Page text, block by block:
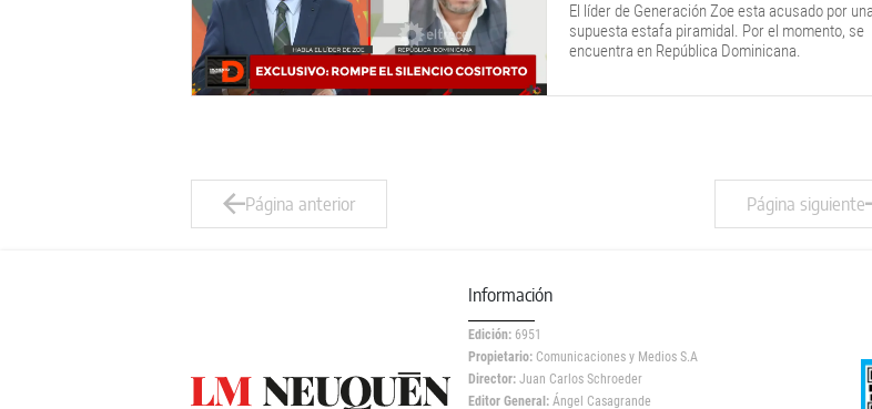
El líder de Generación Zoe esta acusado por una
supuesta estafa piramidal. Por el momento, se
encuentra en República Dominicana.
Página anterior Página siguiente
Información
Edición: 6951
Propietario: Comunicaciones y Medios S.A
Director: Juan Carlos Schroeder
Editor General: Ángel Casagrande